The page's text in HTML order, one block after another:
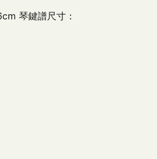
琴鍵譜尺寸：